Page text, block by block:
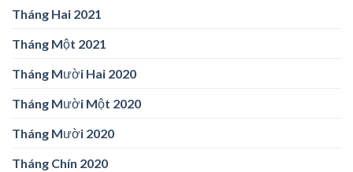
Tháng Hai 2021
Tháng Một 2021
Tháng Mười Hai 2020
Tháng Mười Một 2020
Tháng Mười 2020
Tháng Chín 2020